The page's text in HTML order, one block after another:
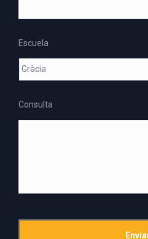
Escuela
Consulta